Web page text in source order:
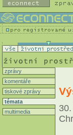
zprávy
komentáře
tiskové zprávy
témata
multimedia